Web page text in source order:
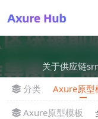
关于供应链
分类
Axure原型
Axure原型模板